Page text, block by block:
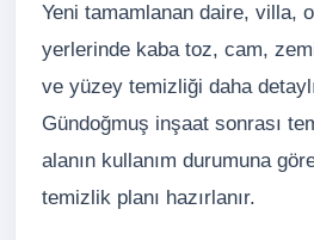
Yeni tamamlanan daire, villa,
yerlerinde kaba toz, cam,
ve yüzey temizliği daha
Gündoğmuş inşaat sonrası
alanın kullanım durumuna
temizlik planı hazırlanır.